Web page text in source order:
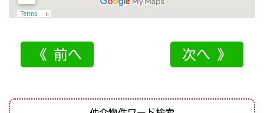
《 前へ 次へ 》